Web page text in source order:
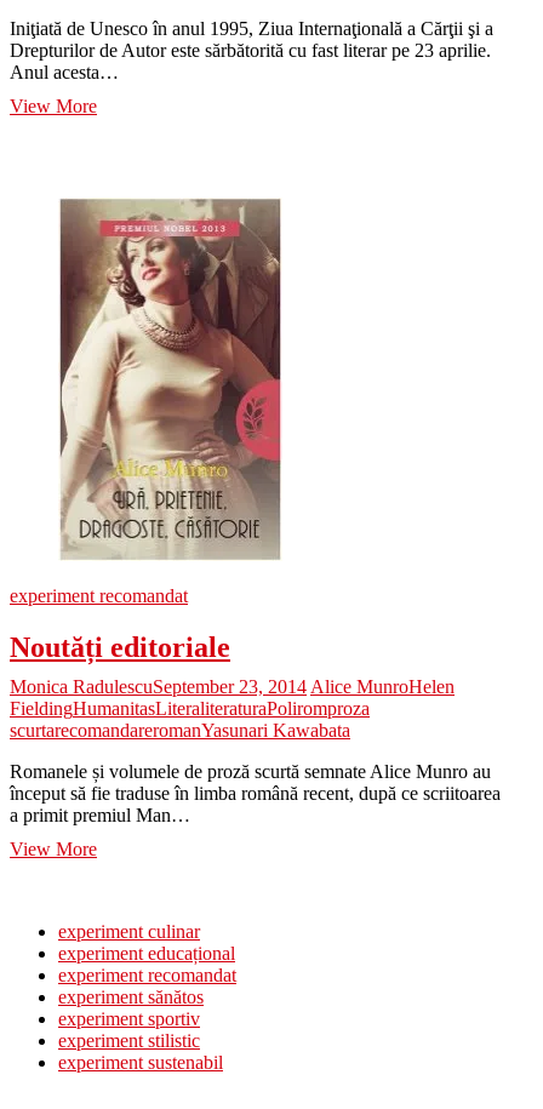
Iniţiată de Unesco în anul 1995, Ziua Internaţională a Cărţii şi a
Drepturilor de Autor este sărbătorită cu fast literar pe 23 aprilie.
Anul acesta…
View MoreZiua
şi
a
Drepturilor
de
Autor
experiment recomandat
Noutăți editoriale
Monica RadulescuSeptember 23, 2014 Alice MunroHelen
FieldingHumanitasLiteraliteraturaPoliromproza
scurtarecomandareromanYasunari Kawabata
Romanele și volumele de proză scurtă semnate Alice Munro au
început să fie traduse în limba română recent, după ce scriitoarea
a primit premiul Man…
View MoreNoutăți
experiment culinar
experiment educațional
experiment recomandat
experiment sănătos
experiment sportiv
experiment stilistic
experiment sustenabil